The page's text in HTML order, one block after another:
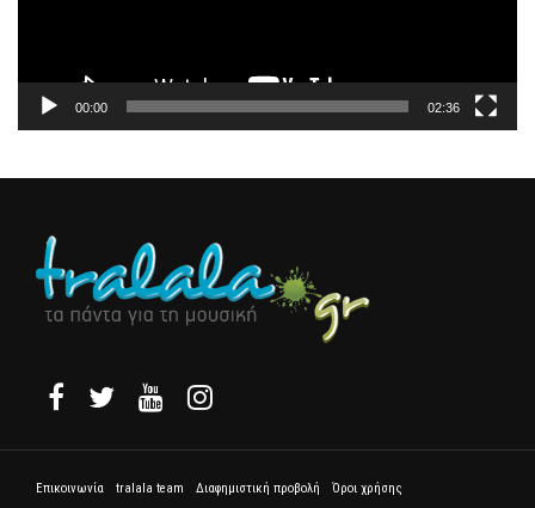
00:00 02:36
Επικοινωνία tralala team Διαφημιστική προβολή
Όροι χρήσης